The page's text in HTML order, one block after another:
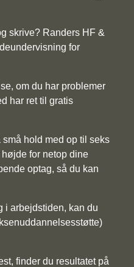
skrive? Randers HF &
for
om du har problemer
har ret til gratis
hold med op til seks
for netop dine
optag, så du kan
i arbejdstiden, kan du
finder du resultatet på